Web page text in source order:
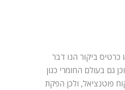
כרטיס ביקור הנו דבר
גם בעולם החומרי כגון
פוטנציאל, ולכן הפקת